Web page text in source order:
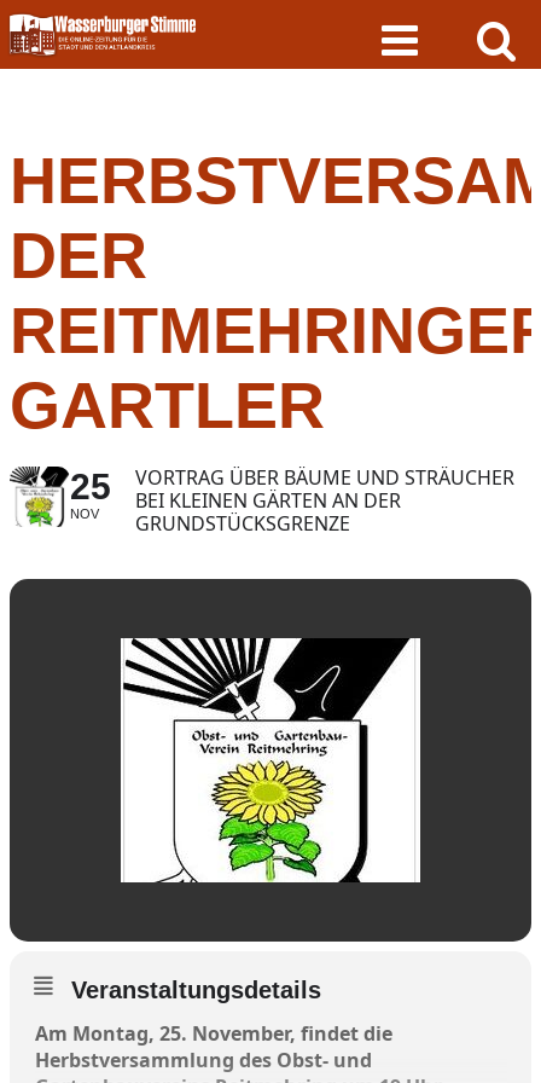
Skip
to
content
DER
GARTLER
25
NOV
VORTRAG ÜBER BÄUME UND STRÄUCHER
BEI KLEINEN GÄRTEN AN DER
GRUNDSTÜCKSGRENZE
Veranstaltungsdetails
Am Montag, 25. November, findet die
Herbstversammlung des Obst- und